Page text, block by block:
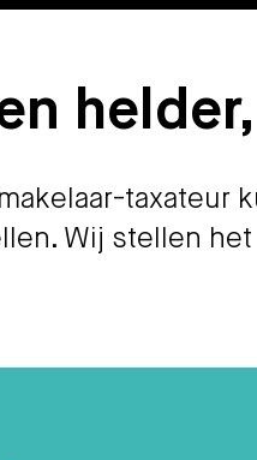
taxateur
Wij stellen